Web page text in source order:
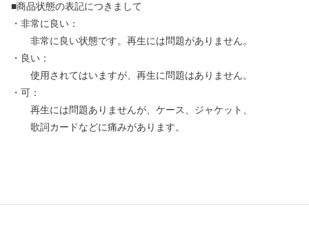
■商品状態の表記につきまして
・非常に良い：
非常に良い状態です。再生には問題がありません。
・良い：
使用されてはいますが、再生に問題はありません。
・可：
再生には問題ありませんが、ケース、ジャケット、
歌詞カードなどに痛みがあります。